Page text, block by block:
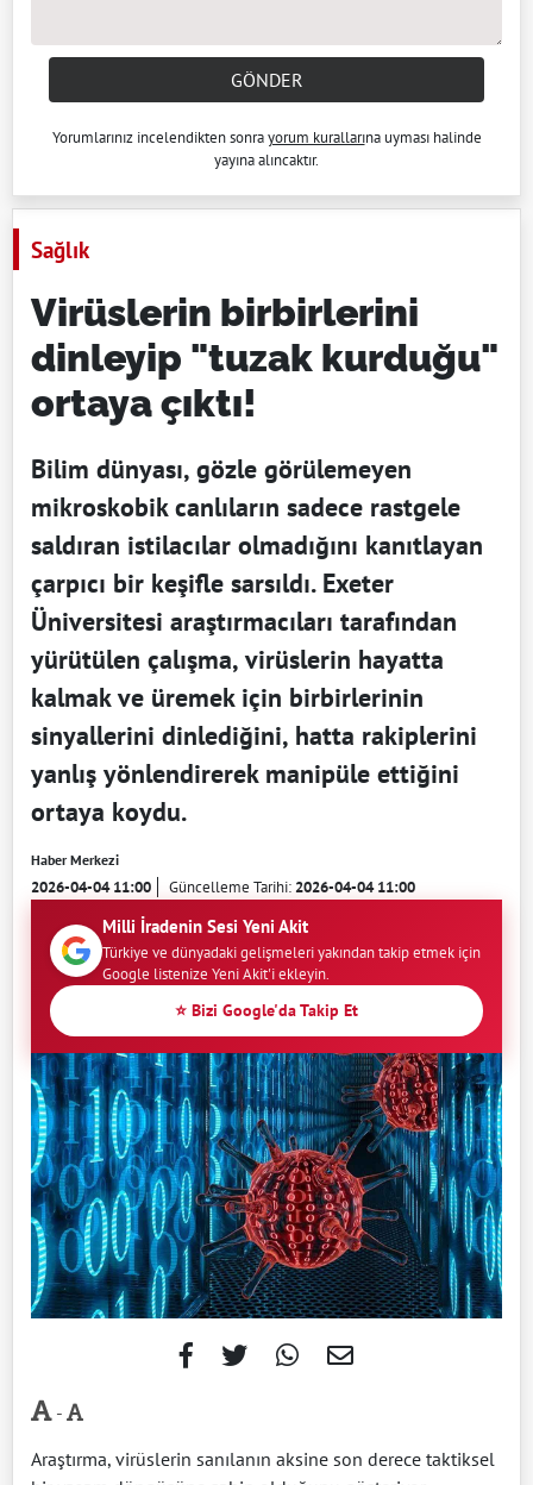
GÖNDER
Yorumlarınız incelendikten sonrayorum kurallarına uyması halinde
yayına alıncaktır.
Sağlık
Virüslerin birbirlerini
dinleyip "tuzak kurduğu"
ortaya çıktı!
Bilim dünyası, gözle görülemeyen
mikroskobik canlıların sadece rastgele
saldıran istilacılar olmadığını kanıtlayan
çarpıcı bir keşifle sarsıldı. Exeter
Üniversitesi araştırmacıları tarafından
yürütülen çalışma, virüslerin hayatta
kalmak ve üremek için birbirlerinin
sinyallerini dinlediğini, hatta rakiplerini
yanlış yönlendirerek manipüle ettiğini
ortaya koydu.
Haber Merkezi
2026-04-04 11:00 Güncelleme Tarihi:2026-04-04 11:00
Milli İradenin Sesi Yeni Akit
Türkiye ve dünyadaki gelişmeleri yakından takip etmek için
Google listenize Yeni Akit'i ekleyin.
⭐ Bizi Google'da Takip Et
-
Araştırma, virüslerin sanılanın aksine son derece taktiksel